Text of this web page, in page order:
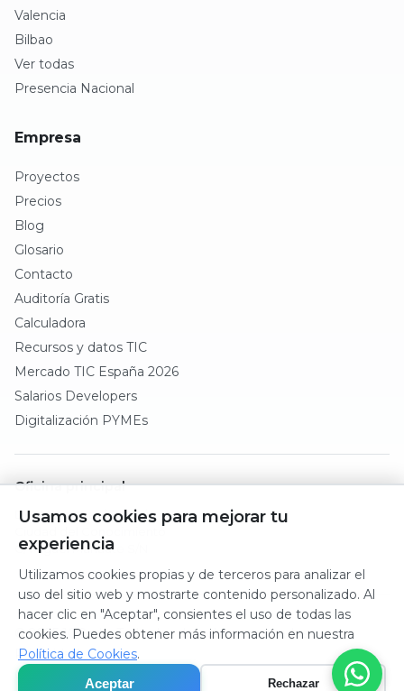
Valencia
Bilbao
Ver todas
Presencia Nacional
Empresa
Proyectos
Precios
Blog
Glosario
Contacto
Auditoría Gratis
Calculadora
Recursos y datos TIC
Mercado TIC España 2026
Salarios Developers
Digitalización PYMEs
Oficina principal
Dos Hermanas (Sevilla)
C/ Miguel Manaute S/N
© 2025 10Code. Todos los derechos reservados.
Privacidad
Cookies
Usamos cookies para mejorar tu
experiencia
Utilizamos cookies propias y de terceros para analizar el
uso del sitio web y mostrarte contenido personalizado. Al
hacer clic en "Aceptar", consientes el uso de todas las
cookies. Puedes obtener más información en nuestra
Política de Cookies.
Aceptar Rechazar